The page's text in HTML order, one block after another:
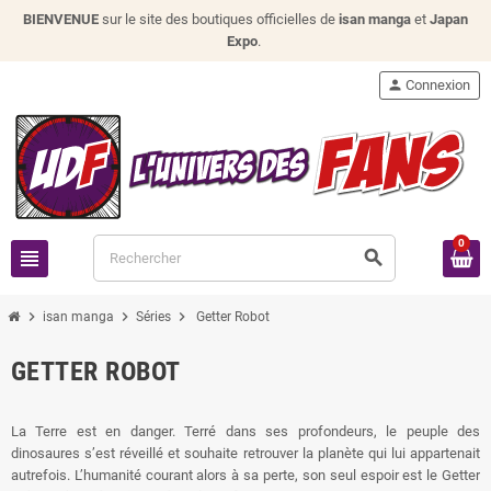
BIENVENUE sur le site des boutiques officielles de isan manga et Japan
Expo.
view_headline search
person Connexion
0
chevron_right isan manga chevron_right Séries chevron_right Getter Robot
GETTER ROBOT
La Terre est en danger. Terré dans ses profondeurs, le peuple des
dinosaures s’est réveillé et souhaite retrouver la planète qui lui appartenait
autrefois. L’humanité courant alors à sa perte, son seul espoir est le Getter